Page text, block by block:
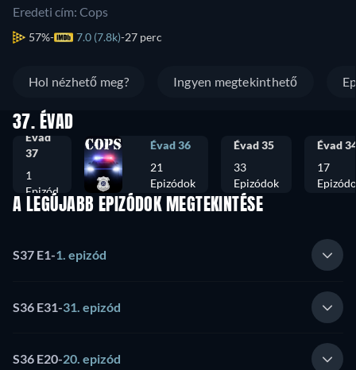
Eredeti cím: Cops
57% 7.0 (7.8k) 27 perc
Hol nézhető meg? Ingyen megtekinthető
37. ÉVAD
Évad
37
1
Epizód
Évad 36
21
Epizódok
Évad 35
33
Epizódok
Évad
17
A LEGÚJABB EPIZÓDOK MEGTEKINTÉSE
S37 E1-1. epizód
S36 E31-31. epizód
S36 E20-20. epizód